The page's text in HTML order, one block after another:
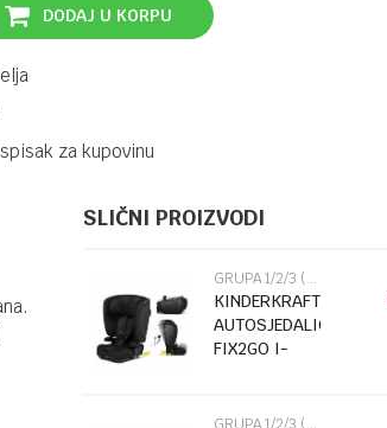
DODAJ U KORPU
za kupovinu
SLIČNI PROIZVODI
GRUPA 1/2/3 (9-36KG)
KINDERKRAFT
AUTOSJEDALICA
FIX2GO I-